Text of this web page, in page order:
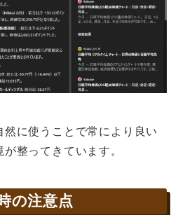
に使うことで常により良い
整ってきています。
の注意点